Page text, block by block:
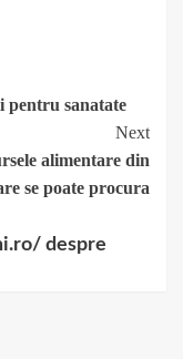
pentru sanatate
Next
alimentare din
se poate procura
despre